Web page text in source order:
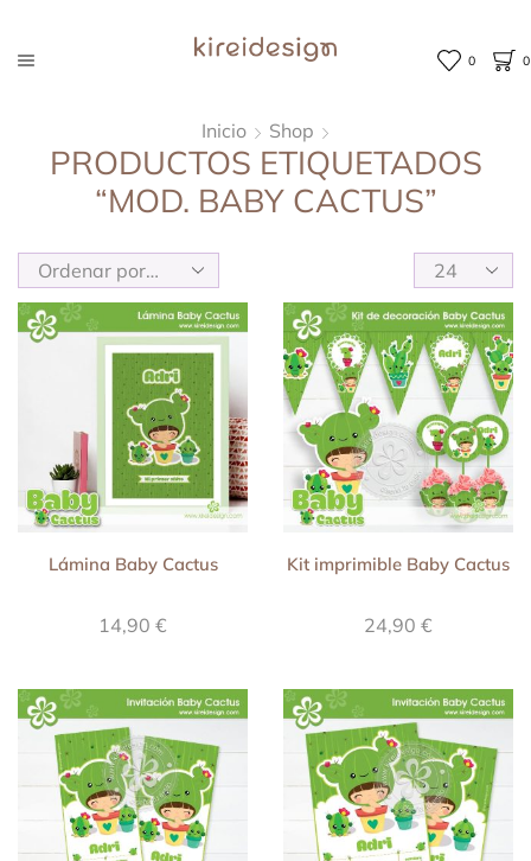
0 0
Inicio Shop
PRODUCTOS ETIQUETADOS
“MOD. BABY CACTUS”
Lámina Baby Cactus
14,90 €
Kit imprimible Baby Cactus
24,90 €